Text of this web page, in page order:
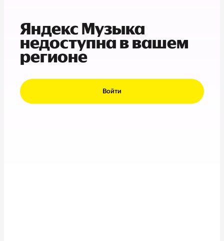
Яндекс Музыка
недоступна в вашем
регионе
Войти